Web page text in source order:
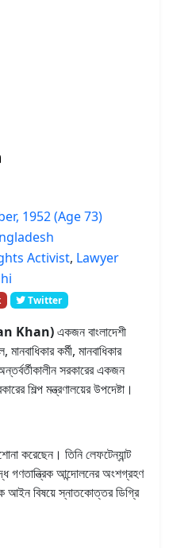
1952 (Age 73)
Activist, Lawyer
Twitter
Khan)একজন বাংলাদেশী
কর্মী, মানবাধিকার
সরকারের একজন
শিল্প মন্ত্রণালয়ের উপদেষ্টা।
করেছেন। তিনি লেফটেন্যান্ট
গণতান্ত্রিক আন্দোলনের অংশগ্রহণ
আইন বিষয়ে স্নাতকোত্তর ডিগ্রি